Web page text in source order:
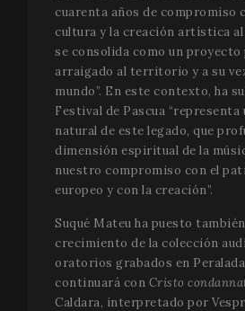
cuarenta años de compromiso
cultura y la creación artística
se consolida como un
arraigado al territorio y a su
mundo”. En este contexto, ha
Festival de Pascua
natural de este legado, que
dimensión espiritual de la
nuestro compromiso con el
europeo y con la creación”.
Suqué Mateu ha puesto
crecimiento de la colección
oratorios grabados en
continuará con Cristo
Caldara, interpretado por